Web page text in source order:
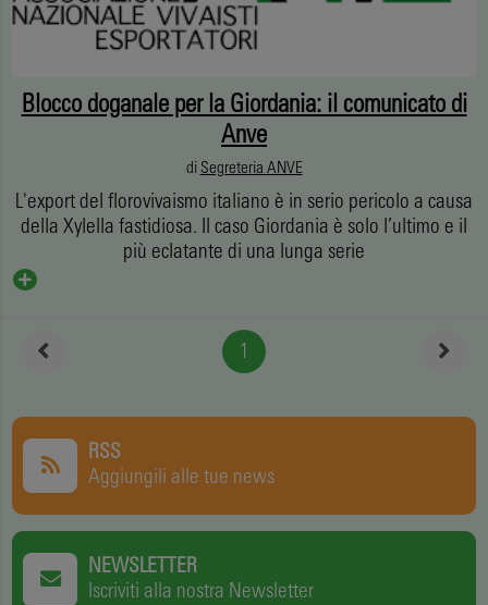
Blocco doganale per la Giordania: il comunicato di
Anve
di Segreteria ANVE
L'export del florovivaismo italiano è in serio pericolo a causa
della Xylella fastidiosa. Il caso Giordania è solo l’ultimo e il
più eclatante di una lunga serie
1
RSS
Aggiungili alle tue news
NEWSLETTER
Iscriviti alla nostra Newsletter